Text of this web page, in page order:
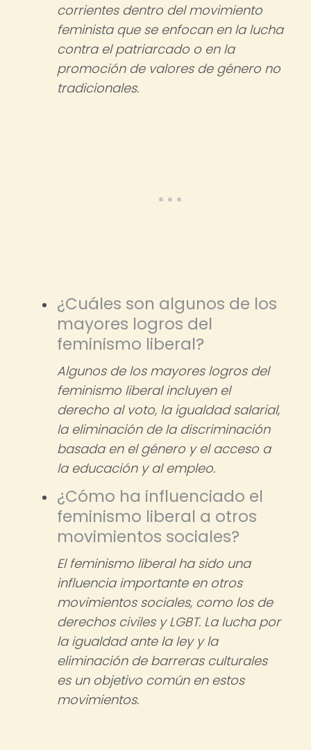
corrientes dentro del movimiento
feminista que se enfocan en la lucha
contra el patriarcado o en la
promoción de valores de género no
tradicionales.
¿Cuáles son algunos de los
mayores logros del
feminismo liberal?
Algunos de los mayores logros del
feminismo liberal incluyen el
derecho al voto, la igualdad salarial,
la eliminación de la discriminación
basada en el género y el acceso a
la educación y al empleo.
¿Cómo ha influenciado el
feminismo liberal a otros
movimientos sociales?
El feminismo liberal ha sido una
influencia importante en otros
movimientos sociales, como los de
derechos civiles y LGBT. La lucha por
la igualdad ante la ley y la
eliminación de barreras culturales
es un objetivo común en estos
movimientos.